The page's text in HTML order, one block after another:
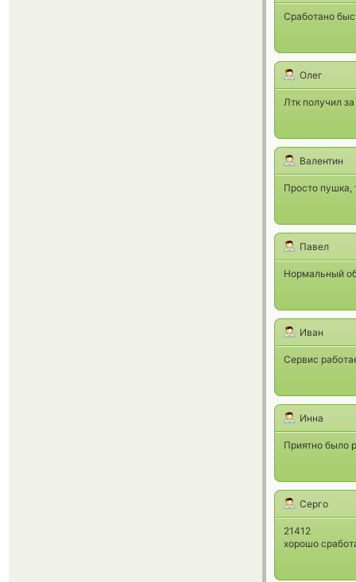
Сработано
Олег
Лтк получил
Валентин
Просто пушка,
Павел
Нормальный
Иван
Сервис
Инна
Приятно было
Серго
21412
хорошо